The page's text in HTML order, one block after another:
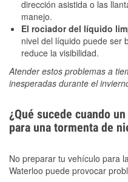
dirección asistida o las
manejo.
El rociador del líquido
nivel del líquido puede ser
reduce la visibilidad.
Atender estos problemas a
inesperadas durante el
¿Qué sucede cuando
para una tormenta de
No preparar tu vehículo para
Waterloo puede provocar